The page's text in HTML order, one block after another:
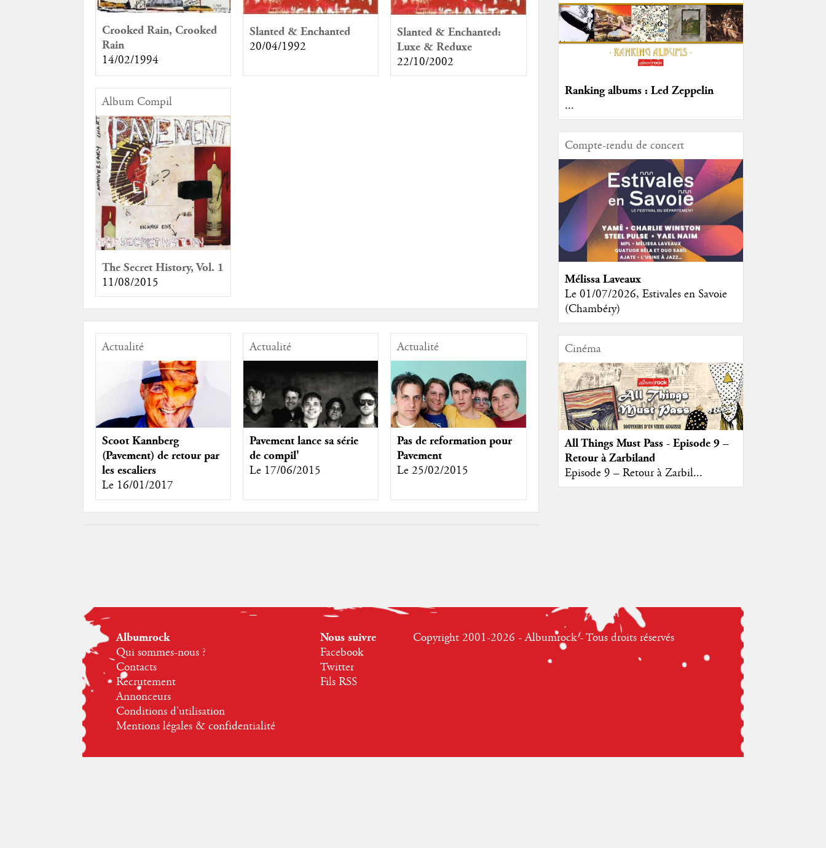
Crooked Rain, Crooked
Rain
14/02/1994
Slanted & Enchanted
20/04/1992
Slanted & Enchanted:
Luxe & Reduxe
22/10/2002
Album Compil
The Secret History, Vol. 1
11/08/2015
Actualité
Scoot Kannberg
(Pavement) de retour par
les escaliers
Le 16/01/2017
Actualité
Pavement lance sa série
de compil'
Le 17/06/2015
Actualité
Pas de reformation pour
Pavement
Le 25/02/2015
Ranking albums : Led Zeppelin
...
Compte-rendu de concert
Mélissa Laveaux
Le 01/07/2026, Estivales en Savoie
(Chambéry)
Cinéma
All Things Must Pass - Episode 9 –
Retour à Zarbiland
Episode 9 – Retour à Zarbil...
Albumrock
Qui sommes-nous ?
Contacts
Recrutement
Annonceurs
Conditions d'utilisation
Mentions légales & confidentialité
Nous suivre
Facebook
Twitter
Fils RSS
Copyright 2001-2026 - Albumrock - Tous droits réservés